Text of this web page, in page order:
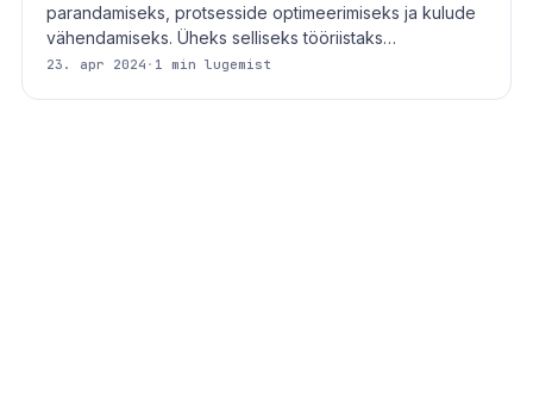
parandamiseks, protsesside optimeerimiseks ja kulude
vähendamiseks. Üheks selliseks tööriistaks…
23. apr 2024 · 1 min lugemist